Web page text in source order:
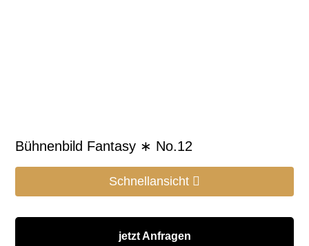
Bühnenbild Fantasy ∗ No.12
Schnellansicht
jetzt Anfragen